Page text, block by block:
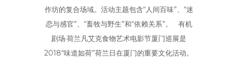
作坊的复合场域。活动主题包含“人间百味”、“迷
恋与感官”、“畜牧与野生”和“依赖关系”。 有机
剧场·荷兰凡艾克食物艺术电影节厦门巡展是
2018“味道如荷”荷兰日在厦门的重要文化活动。